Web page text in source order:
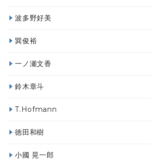
波多野好美
巽俊裕
一ノ瀬文香
鈴木章斗
T.Hofmann
徳田和樹
小國 晃一郎